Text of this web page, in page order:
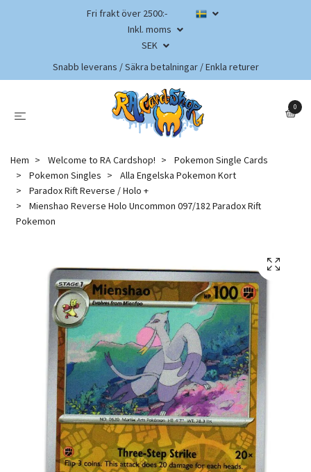
Fri frakt över 2500:-
Inkl. moms
SEK
Snabb leverans / Säkra betalningar / Enkla returer
0
Hem Welcome to RA Cardshop!
Pokemon Single Cards
Pokemon Singles
Alla Engelska Pokemon Kort
Paradox Rift Reverse / Holo +
Mienshao Reverse Holo Uncommon 097/182 Paradox Rift
Pokemon